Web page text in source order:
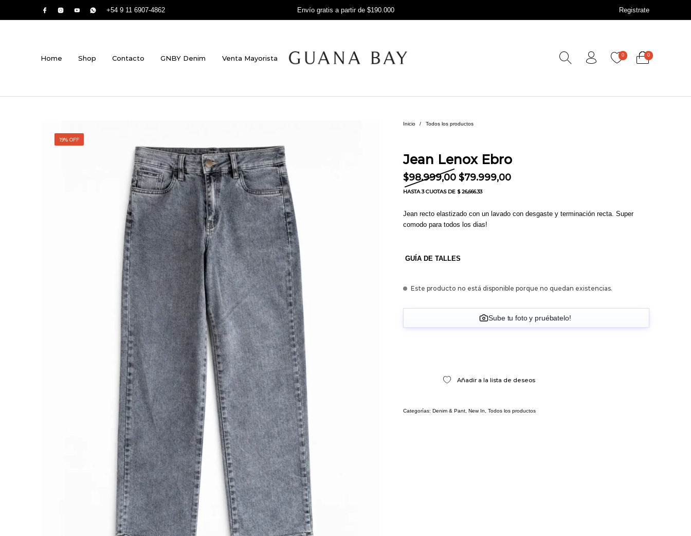
+54 9 11 6907-4862 Envío gratis a partir de $190.000 Registrate
Home Shop Contacto GNBY Denim Venta Mayorista 0 0
19% OFF
Inicio / Todos los productos
Jean Lenox Ebro
$98.999,00 El precio original era: $98.999,00.
$79.999,00El precio actual es: $79.999,00.
HASTA3 CUOTASDE $ 26,666.33
Jean recto elastizado con un lavado con desgaste y terminación recta. Super
comodo para todos los dias!
GUÍA DE TALLES
Este producto no está disponible porque no quedan existencias.
Sube tu foto y pruébatelo!
Añadir a la lista de deseos
Categorías: Denim & Pant, New In Todos los productos